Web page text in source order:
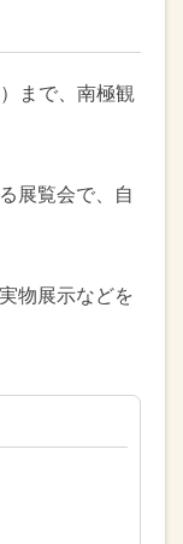
まで、南極観
展覧会で、自
物展示などを